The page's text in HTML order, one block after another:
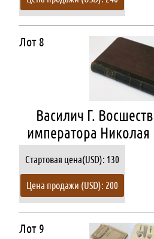
Лот 8
Василич Г.
императора Николая
Стартовая цена(USD): 130
Цена продажи (USD): 200
Лот 9